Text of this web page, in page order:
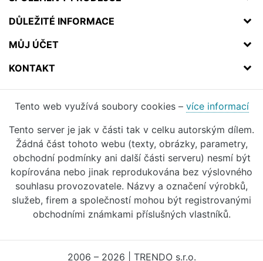
DŮLEŽITÉ INFORMACE
MŮJ ÚČET
KONTAKT
Tento web využívá soubory cookies – více informací
Tento server je jak v části tak v celku autorským dílem.
Žádná část tohoto webu (texty, obrázky, parametry,
obchodní podmínky ani další části serveru) nesmí být
kopírována nebo jinak reprodukována bez výslovného
souhlasu provozovatele. Názvy a označení výrobků,
služeb, firem a společností mohou být registrovanými
obchodními známkami příslušných vlastníků.
2006 – 2026 | TRENDO s.r.o.